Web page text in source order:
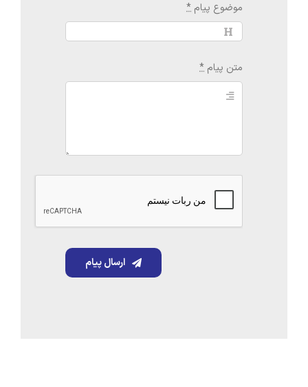
موضوع پیام *
متن پیام *
ارسال پیام